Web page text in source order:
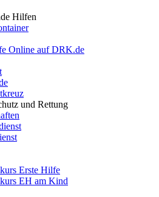
Hilfen
Online auf DRK.de
und Rettung
Erste Hilfe
EH am Kind